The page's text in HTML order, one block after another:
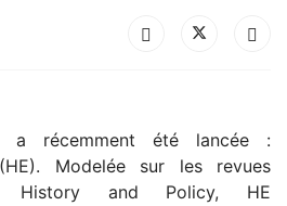
a récemment été lancée :
(HE). Modelée sur les revues
History and Policy, HE